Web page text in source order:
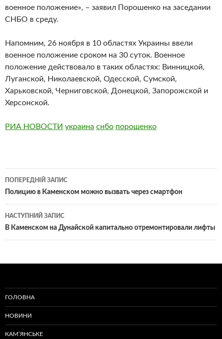
военное положение», – заявил Порошенко на заседании
СНБО в среду.
Напомним, 26 ноября в 10 областях Украины ввели
военное положение сроком на 30 суток. Военное
положение действовало в таких областях: Винницкой,
Луганской, Николаевской, Одесской, Сумской,
Харьковской, Черниговской, Донецкой, Запорожской и
Херсонской.
РИА НОВОСТИ украина снбо порошенко
Навігація
по
записам
ПОПЕРЕДНІЙ ЗАПИС
Полицию в Каменском можно вызвать через смартфон
НАСТУПНИЙ ЗАПИС
В Каменском на Дунайской капитально отремонтировали лифты
ГОЛОВНА
НОВИНИ
КАМ’ЯНСЬКЕ